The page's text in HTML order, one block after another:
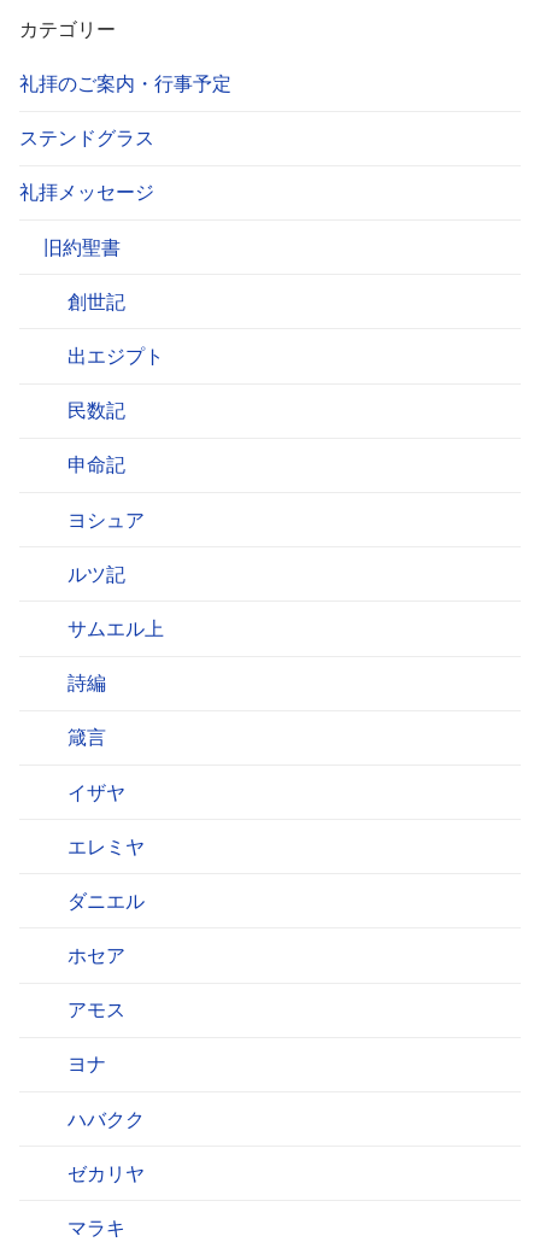
カテゴリー
礼拝のご案内・行事予定
ステンドグラス
礼拝メッセージ
旧約聖書
創世記
出エジプト
民数記
申命記
ヨシュア
ルツ記
サムエル上
詩編
箴言
イザヤ
エレミヤ
ダニエル
ホセア
アモス
ヨナ
ハバクク
ゼカリヤ
マラキ